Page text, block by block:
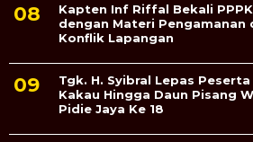
Kapten Inf Riffal Bekali
dengan Materi Pengamanan
Konflik Lapangan
Tgk. H. Syibral Lepas
Kakau Hingga Daun Pisang
Pidie Jaya Ke 18